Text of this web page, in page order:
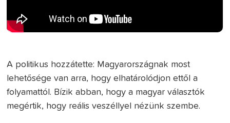
A politikus hozzátette: Magyarországnak most
lehetősége van arra, hogy elhatárolódjon ettől a
folyamattól. Bízik abban, hogy a magyar választók
megértik, hogy reális veszéllyel nézünk szembe.